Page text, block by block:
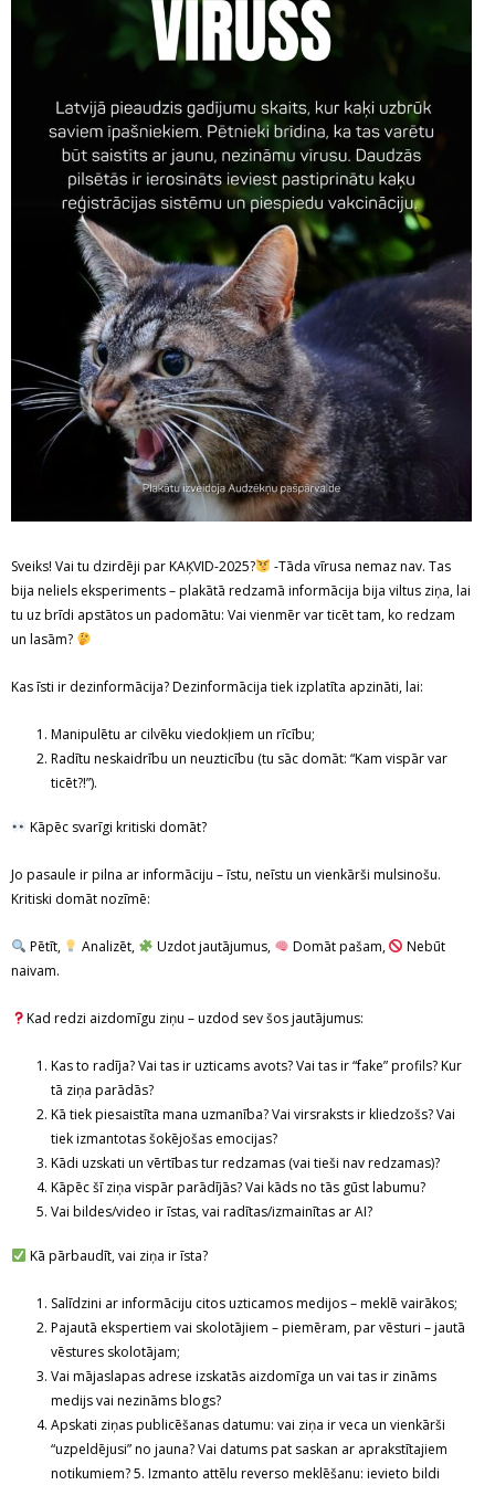
Sveiks! Vai tu dzirdēji par KAĶVID-2025?
-Tāda vīrusa nemaz nav. Tas
bija neliels eksperiments – plakātā redzamā informācija bija viltus ziņa, lai
tu uz brīdi apstātos un padomātu: Vai vienmēr var ticēt tam, ko redzam
un lasām?
Kas īsti ir dezinformācija? Dezinformācija tiek izplatīta apzināti, lai:
Manipulētu ar cilvēku viedokļiem un rīcību;
Radītu neskaidrību un neuzticību (tu sāc domāt: “Kam vispār var
ticēt?!”).
Kāpēc svarīgi kritiski domāt?
Jo pasaule ir pilna ar informāciju – īstu, neīstu un vienkārši mulsinošu.
Kritiski domāt nozīmē:
Pētīt, Analizēt, Uzdot jautājumus, Domāt pašam,
Nebūt
naivam.
Kad redzi aizdomīgu ziņu – uzdod sev šos jautājumus:
Kas to radīja? Vai tas ir uzticams avots? Vai tas ir “fake” profils? Kur
tā ziņa parādās?
Kā tiek piesaistīta mana uzmanība? Vai virsraksts ir kliedzošs? Vai
tiek izmantotas šokējošas emocijas?
Kādi uzskati un vērtības tur redzamas (vai tieši nav redzamas)?
Kāpēc šī ziņa vispār parādījās? Vai kāds no tās gūst labumu?
Vai bildes/video ir īstas, vai radītas/izmainītas ar AI?
Kā pārbaudīt, vai ziņa ir īsta?
Salīdzini ar informāciju citos uzticamos medijos – meklē vairākos;
Pajautā ekspertiem vai skolotājiem – piemēram, par vēsturi – jautā
vēstures skolotājam;
Vai mājaslapas adrese izskatās aizdomīga un vai tas ir zināms
medijs vai nezināms blogs?
Apskati ziņas publicēšanas datumu: vai ziņa ir veca un vienkārši
“uzpeldējusi” no jauna? Vai datums pat saskan ar aprakstītajiem
notikumiem? 5. Izmanto attēlu reverso meklēšanu: ievieto bildi